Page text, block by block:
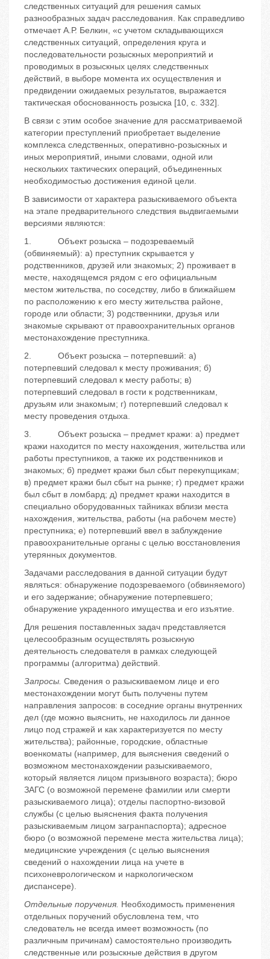
следственных ситуаций для решения самых
разнообразных задач расследования. Как справедливо
отмечает А.Р. Белкин, «с учетом складывающихся
следственных ситуаций, определения круга и
последовательности розыскных мероприятий и
проводимых в розыскных целях следственных
действий, в выборе момента их осуществления и
предвидении ожидаемых результатов, выражается
тактическая обоснованность розыска [10, с. 332].
В связи с этим особое значение для рассматриваемой
категории преступлений приобретает выделение
комплекса следственных, оперативно-розыскных и
иных мероприятий, иными словами, одной или
нескольких тактических операций, объединенных
необходимостью достижения единой цели.
В зависимости от характера разыскиваемого объекта
на этапе предварительного следствия выдвигаемыми
версиями являются:
1. Объект розыска – подозреваемый
(обвиняемый): а) преступник скрывается у
родственников, друзей или знакомых; 2) проживает в
месте, находящемся рядом с его официальным
местом жительства, по соседству, либо в ближайшем
по расположению к его месту жительства районе,
городе или области; 3) родственники, друзья или
знакомые скрывают от правоохранительных органов
местонахождение преступника.
2. Объект розыска – потерпевший: а)
потерпевший следовал к месту проживания; б)
потерпевший следовал к месту работы; в)
потерпевший следовал в гости к родственникам,
друзьям или знакомым; г) потерпевший следовал к
месту проведения отдыха.
3. Объект розыска – предмет кражи: а) предмет
кражи находится по месту нахождения, жительства или
работы преступников, а также их родственников и
знакомых; б) предмет кражи был сбыт перекупщикам;
в) предмет кражи был сбыт на рынке; г) предмет кражи
был сбыт в ломбард; д) предмет кражи находится в
специально оборудованных тайниках вблизи места
нахождения, жительства, работы (на рабочем месте)
преступника; е) потерпевший ввел в заблуждение
правоохранительные органы с целью восстановления
утерянных документов.
Задачами расследования в данной ситуации будут
являться: обнаружение подозреваемого (обвиняемого)
и его задержание; обнаружение потерпевшего;
обнаружение украденного имущества и его изъятие.
Для решения поставленных задач представляется
целесообразным осуществлять розыскную
деятельность следователя в рамках следующей
программы (алгоритма) действий.
Запросы. Сведения о разыскиваемом лице и его
местонахождении могут быть получены путем
направления запросов: в соседние органы внутренних
дел (где можно выяснить, не находилось ли данное
лицо под стражей и как характеризуется по месту
жительства); районные, городские, областные
военкоматы (например, для выяснения сведений о
возможном местонахождении разыскиваемого,
который является лицом призывного возраста); бюро
ЗАГС (о возможной перемене фамилии или смерти
разыскиваемого лица); отделы паспортно-визовой
службы (с целью выяснения факта получения
разыскиваемым лицом загранпаспорта); адресное
бюро (о возможной перемене места жительства лица);
медицинские учреждения (с целью выяснения
сведений о нахождении лица на учете в
психоневрологическом и наркологическом
диспансере).
Отдельные поручения. Необходимость применения
отдельных поручений обусловлена тем, что
следователь не всегда имеет возможность (по
различным причинам) самостоятельно производить
следственные или розыскные действия в другом